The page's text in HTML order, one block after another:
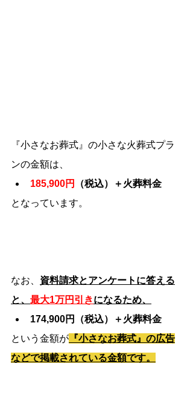
『小さなお葬式』の小さな火葬式プラ
ンの金額は、
185,900円
（税込）＋火葬料金
となっています。
なお、 資料請求とアンケートに答える
と、 最大1万円引きになるため、
174,900円（税込）＋火葬料金
という金額が 『小さなお葬式』の広告
などで掲載されている金額です。